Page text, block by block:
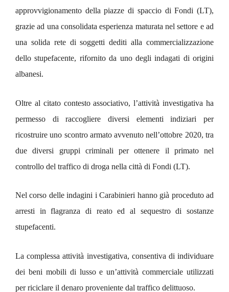
approvvigionamento della piazze di spaccio di Fondi (LT),
grazie ad una consolidata esperienza maturata nel settore e ad
una solida rete di soggetti dediti alla commercializzazione
dello stupefacente, rifornito da uno degli indagati di origini
albanesi.
Oltre al citato contesto associativo, l’attività investigativa ha
permesso di raccogliere diversi elementi indiziari per
ricostruire uno scontro armato avvenuto nell’ottobre 2020, tra
due diversi gruppi criminali per ottenere il primato nel
controllo del traffico di droga nella città di Fondi (LT).
Nel corso delle indagini i Carabinieri hanno già proceduto ad
arresti in flagranza di reato ed al sequestro di sostanze
stupefacenti.
La complessa attività investigativa, consentiva di individuare
dei beni mobili di lusso e un’attività commerciale utilizzati
per riciclare il denaro proveniente dal traffico delittuoso.